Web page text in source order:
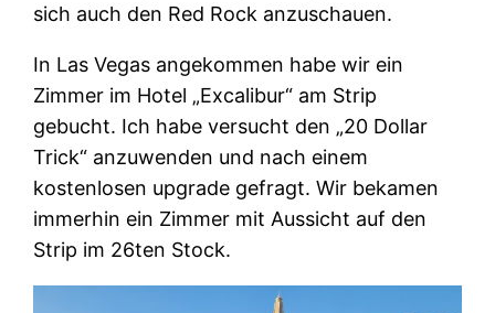
sich auch den Red Rock anzuschauen.
In Las Vegas angekommen habe wir ein
Zimmer im Hotel „Excalibur“ am Strip
gebucht. Ich habe versucht den „20 Dollar
Trick“ anzuwenden und nach einem
kostenlosen upgrade gefragt. Wir bekamen
immerhin ein Zimmer mit Aussicht auf den
Strip im 26ten Stock.